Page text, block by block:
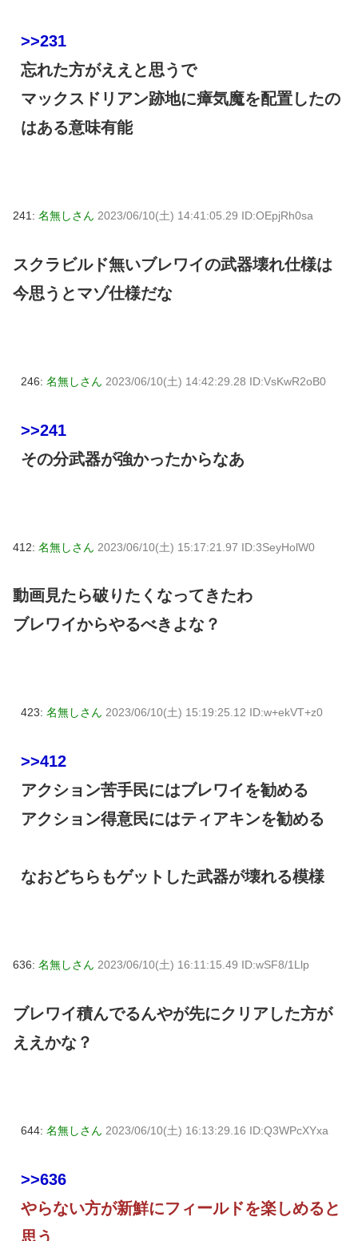
>>231
忘れた方がええと思うで
マックスドリアン跡地に瘴気魔を配置したの
はある意味有能
241: 名無しさん 2023/06/10(土) 14:41:05.29 ID:OEpjRh0sa
スクラビルド無いブレワイの武器壊れ仕様は
今思うとマゾ仕様だな
246: 名無しさん 2023/06/10(土) 14:42:29.28 ID:VsKwR2oB0
>>241
その分武器が強かったからなあ
412: 名無しさん 2023/06/10(土) 15:17:21.97 ID:3SeyHolW0
動画見たら破りたくなってきたわ
ブレワイからやるべきよな？
423: 名無しさん 2023/06/10(土) 15:19:25.12 ID:w+ekVT+z0
>>412
アクション苦手民にはブレワイを勧める
アクション得意民にはティアキンを勧める
なおどちらもゲットした武器が壊れる模様
636: 名無しさん 2023/06/10(土) 16:11:15.49 ID:wSF8/1Llp
ブレワイ積んでるんやが先にクリアした方が
ええかな？
644: 名無しさん 2023/06/10(土) 16:13:29.16 ID:Q3WPcXYxa
>>636
やらない方が新鮮にフィールドを楽しめると
思う